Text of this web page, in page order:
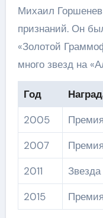
Михаил
признаний. Он
«Золотой
много звезд на
Год
2005
2007
2011
2015